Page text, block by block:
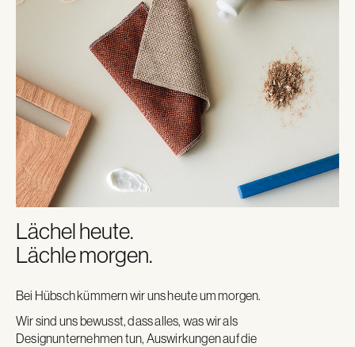
Lächel heute.
Lächle morgen.
Bei Hübsch kümmern wir uns heute um morgen.
Wir sind uns bewusst, dass alles, was wir als
Designunternehmen tun, Auswirkungen auf die